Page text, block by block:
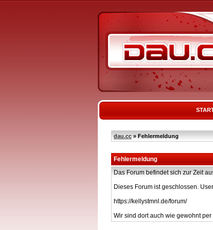
dau.cc » Fehlermeldung
Fehlermeldung
Das Forum befindet sich zur Zeit
Dieses Forum ist geschlossen.
https://kellystmnl.de/forum/
Wir sind dort auch wie gewohnt